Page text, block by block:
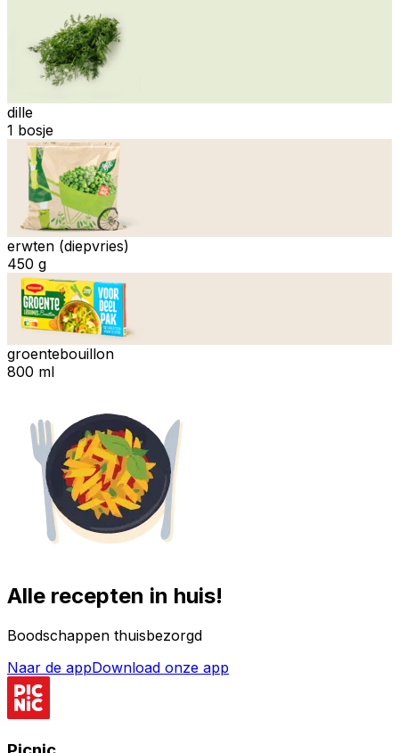
dille
1 bosje
erwten (diepvries)
450 g
groentebouillon
800 ml
Alle recepten in huis!
Boodschappen thuisbezorgd
Naar de appDownload onze app